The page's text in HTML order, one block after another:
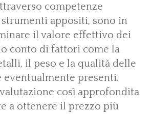
competenze
strumenti appositi, sono in
il valore effettivo dei
conto di fattori come la
il peso e la qualità delle
eventualmente presenti.
così approfondita
a ottenere il prezzo più